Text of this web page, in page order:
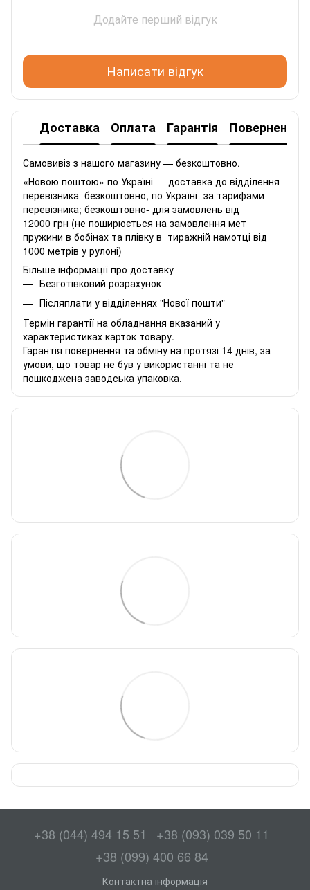
Додайте перший відгук
Написати відгук
Доставка Оплата Гарантія Повернення
Самовивіз з нашого магазину — безкоштовно.
«Новою поштою» по Україні — доставка до відділення
перевізника безкоштовно, по Україні -за тарифами
перевізника; безкоштовно- для замовлень від
12000 грн (не поширюється на замовлення мет
пружини в бобінах та плівку в тиражній намотці від
1000 метрів у рулоні)
Більше інформації про доставку
Безготівковий розрахунок
Післяплати у відділеннях "Нової пошти"
Термін гарантії на обладнання вказаний у
характеристиках карток товару.
Гарантія повернення та обміну на протязі 14 днів, за
умови, що товар не був у використанні та не
пошкоджена заводська упаковка.
+38 (044) 494 15 51
+38 (093) 039 50 11
+38 (099) 400 66 84
Контактна інформація